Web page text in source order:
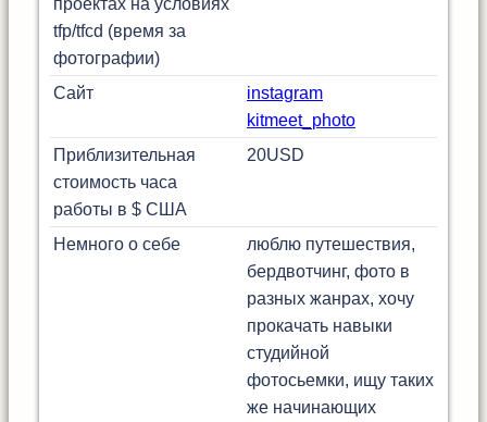
проектах на условиях
tfp/tfcd (время за
фотографии)
Сайт
instagram
kitmeet_photo
Приблизительная
стоимость часа
работы в $ США
20USD
Немного о себе
люблю путешествия,
бердвотчинг, фото в
разных жанрах, хочу
прокачать навыки
студийной
фотосьемки, ищу таких
же начинающих